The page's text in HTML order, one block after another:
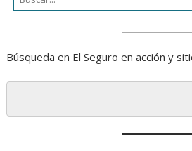
Búsqueda en El Seguro en acción y